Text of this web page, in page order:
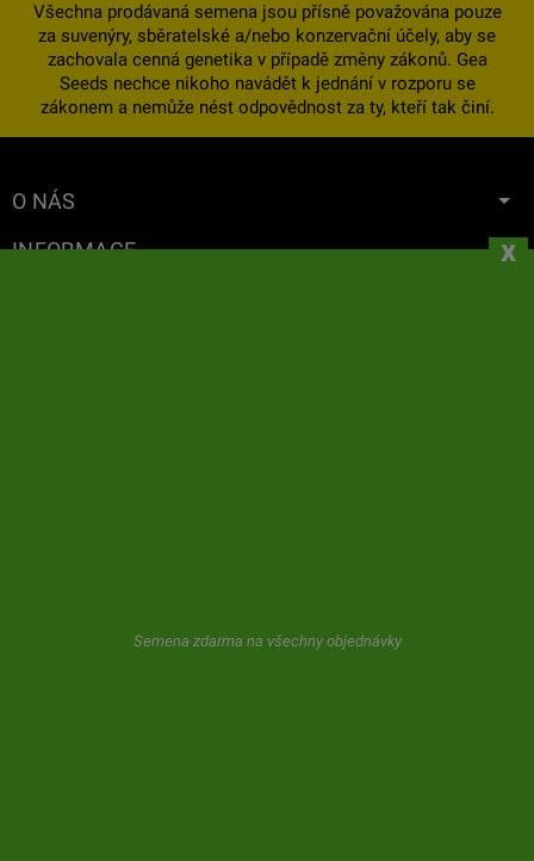
Všechna prodávaná semena jsou přísně považována pouze
za suvenýry, sběratelské a/nebo konzervační účely, aby se
zachovala cenná genetika v případě změny zákonů. Gea
Seeds nechce nikoho navádět k jednání v rozporu se
zákonem a nemůže nést odpovědnost za ty, kteří tak činí.
O NÁS
INFORMACE
Semena zdarma na všechny objednávky
x